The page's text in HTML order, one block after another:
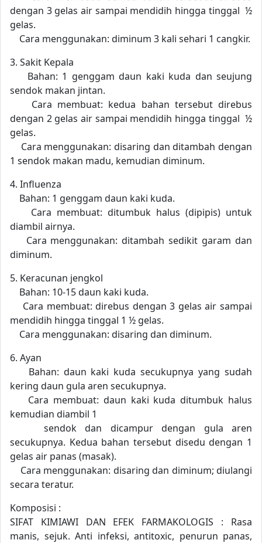
dengan 3 gelas air sampai mendidih hingga tinggal ½
gelas.
Cara menggunakan: diminum 3 kali sehari 1 cangkir.
3. Sakit Kepala
Bahan: 1 genggam daun kaki kuda dan seujung
sendok makan jintan.
Cara membuat: kedua bahan tersebut direbus
dengan 2 gelas air sampai mendidih hingga tinggal ½
gelas.
Cara menggunakan: disaring dan ditambah dengan
1 sendok makan madu, kemudian diminum.
4. Influenza
Bahan: 1 genggam daun kaki kuda.
Cara membuat: ditumbuk halus (dipipis) untuk
diambil airnya.
Cara menggunakan: ditambah sedikit garam dan
diminum.
5. Keracunan jengkol
Bahan: 10-15 daun kaki kuda.
Cara membuat: direbus dengan 3 gelas air sampai
mendidih hingga tinggal 1 ½ gelas.
Cara menggunakan: disaring dan diminum.
6. Ayan
Bahan: daun kaki kuda secukupnya yang sudah
kering daun gula aren secukupnya.
Cara membuat: daun kaki kuda ditumbuk halus
kemudian diambil 1
sendok dan dicampur dengan gula aren
secukupnya. Kedua bahan tersebut disedu dengan 1
gelas air panas (masak).
Cara menggunakan: disaring dan diminum; diulangi
secara teratur.
Komposisi :
SIFAT KIMIAWI DAN EFEK FARMAKOLOGIS : Rasa
manis, sejuk. Anti infeksi, antitoxic, penurun panas,